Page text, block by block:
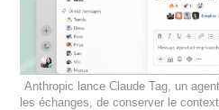
Anthropic lance Claude Tag, un
les échanges, de conserver le